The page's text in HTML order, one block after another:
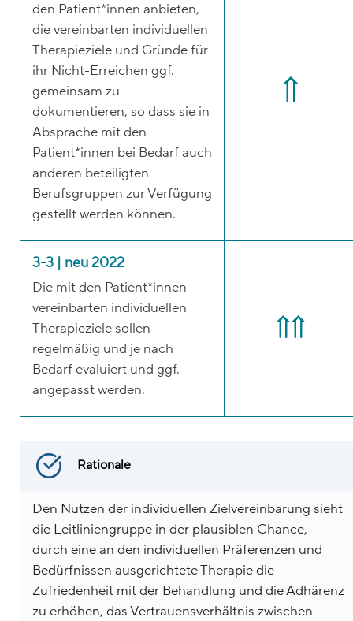
den Patient*innen anbieten,
die vereinbarten individuellen
Therapieziele und Gründe für
ihr Nicht-Erreichen ggf.
gemeinsam zu
dokumentieren, so dass sie in
Absprache mit den
Patient*innen bei Bedarf auch
anderen beteiligten
Berufsgruppen zur Verfügung
gestellt werden können.
3-3 | neu 2022
Die mit den Patient*innen
vereinbarten individuellen
Therapieziele sollen
regelmäßig und je nach
Bedarf evaluiert und ggf.
angepasst werden.
Rationale
Den Nutzen der individuellen Zielvereinbarung sieht
die Leitliniengruppe in der plausiblen Chance,
durch eine an den individuellen Präferenzen und
Bedürfnissen ausgerichtete Therapie die
Zufriedenheit mit der Behandlung und die Adhärenz
zu erhöhen, das Vertrauensverhältnis zwischen